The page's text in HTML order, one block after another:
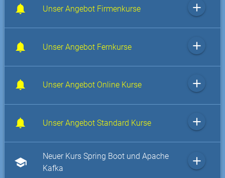
Unser Angebot Firmenkurse add
Unser Angebot Fernkurse add
Unser Angebot Online Kurse add
Unser Angebot Standard Kurse add
school
Neuer Kurs Spring Boot und Apache
Kafka
add